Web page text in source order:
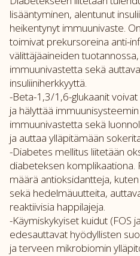
lisääntyminen, alentunut
heikentynyt immuunivaste.
toimivat prekursoreina anti-
välittäjäaineiden
immuunivastetta sekä
insuliiniherkkyyttä.
-Beta-1,3/1,6-glukaanit
ja hälyttää
immuunivastetta sekä
ja auttaa ylläpitämään
-Diabetes mellitus liitetään
diabeteksen komplikaationa.
määrä antioksidantteja,
sekä hedelmäuutteita,
reaktiivisia happilajeja.
-Käymiskykyiset kuidut (FOS
edesauttavat hyödyllisten
ja terveen mikrobiomin